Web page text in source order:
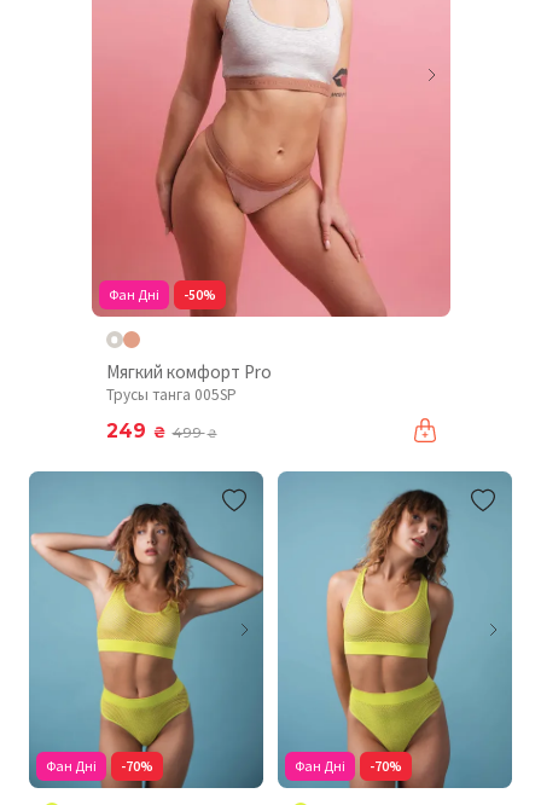
Фан Дні -50%
Мягкий комфорт Pro
Трусы танга 005SP
249 ₴ 499₴
Фан Дні -70% Фан Дні -70%